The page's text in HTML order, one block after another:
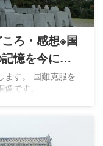
ろ・感想※国
憶を今に伝
ます。 国難克服を
です。